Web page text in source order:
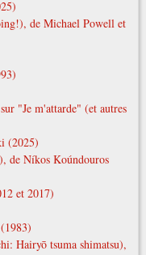
de Michael Powell et
"Je m'attarde" (et autres
(2025)
de Níkos Koúndouros
et 2017)
Hairyō tsuma shimatsu),